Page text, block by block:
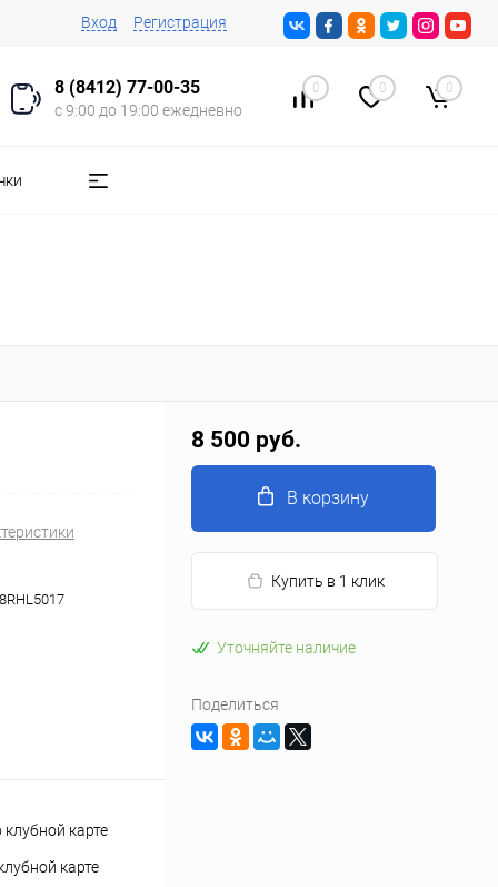
Вход Регистрация
8 (8412) 77-00-35
с 9:00 до 19:00 ежедневно
0 0 0
карте
8 500 руб.
В корзину
Купить в 1 клик
Уточняйте наличие
Поделиться